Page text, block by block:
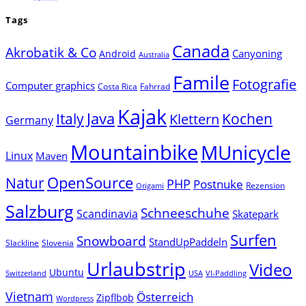
Tags
Akrobatik & Co Android Australia Canada Canyoning
Computer graphics Costa Rica Fahrrad Famile Fotografie
Germany Italy Java Kajak Klettern Kochen
Linux Maven MountainbikeMUnicycle
NaturOpenSource Origami PHP Postnuke Rezension
SalzburgScandinavia Schneeschuhe Skatepark
Slackline Slovenia Snowboard StandUpPaddeln Surfen
Switzerland Ubuntu Urlaubstrip USA VI-Paddling Video
Vietnam Wordpress Zipflbob Österreich